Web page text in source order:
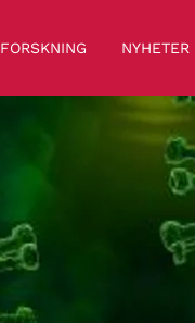
FORSKNING